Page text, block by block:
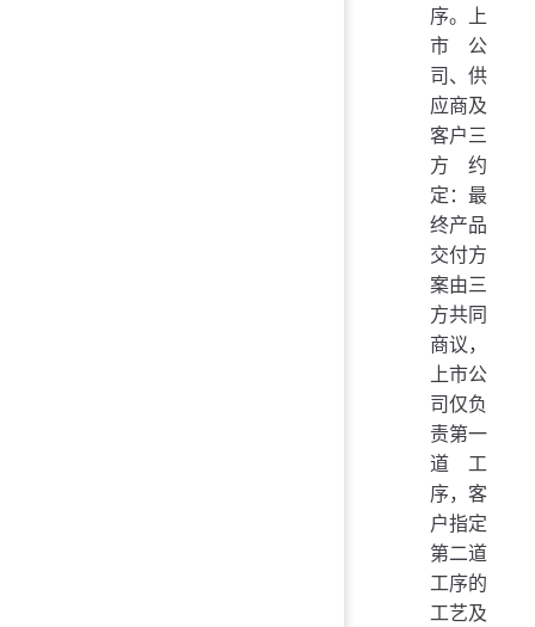
序。上
市公
司、供
应商及
客户三
方约
定：最
终产品
交付方
案由三
方共同
商议，
上市公
司仅负
责第一
道工
序，客
户指定
第二道
工序的
工艺及